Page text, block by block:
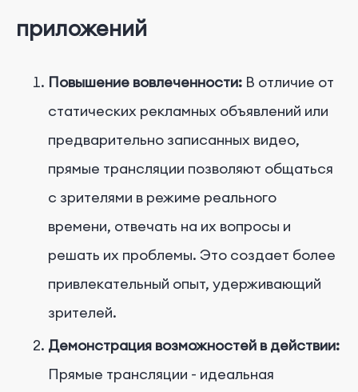
приложений
Повышение вовлеченности: В отличие от
статических рекламных объявлений или
предварительно записанных видео,
прямые трансляции позволяют общаться
с зрителями в режиме реального
времени, отвечать на их вопросы и
решать их проблемы. Это создает более
привлекательный опыт, удерживающий
зрителей.
Демонстрация возможностей в действии:
Прямые трансляции - идеальная